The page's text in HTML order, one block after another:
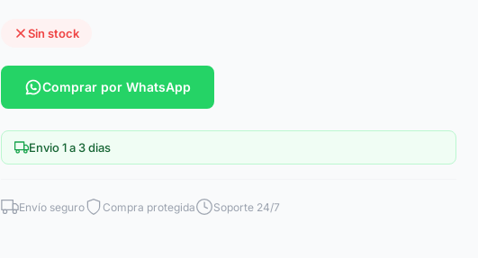
Sin stock
Comprar por WhatsApp
Envio 1 a 3 dias
Envío seguro Compra protegida Soporte 24/7